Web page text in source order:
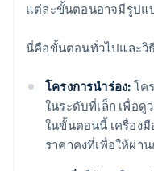
แต่ละขั้นตอนอาจมีรูปแ
นี่คือขั้นตอนทั่วไปและวิ
โครงการนำร่อง: โค
ในระดับที่เล็ก เพื่อดู
ในขั้นตอนนี้ เครื่อง
ราคาคงที่เพื่อให้ผ่า